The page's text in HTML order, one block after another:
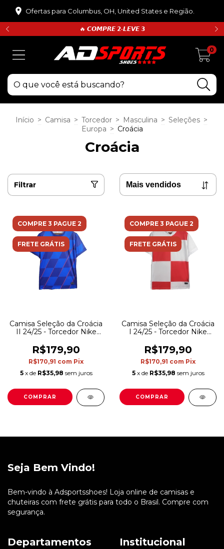
Ofertas para Columbus, OH, United States e Região.
🔥 𝘾𝙊𝙈𝙋𝙍𝙀 𝟮•𝙇𝙀𝙑𝙀 𝟯
0
Início > Camisa > Torcedor > Masculina > Seleções >
Europa > Croácia
Croácia
Filtrar
COMPRE 3 PAGUE 2
FRETE GRÁTIS
Camisa Seleção da Croácia
II 24/25 - Torcedor Nike
detalhes em vermelho
R$179,90
R$170,91 com Pix
5 x de R$35,98 sem juros
COMPRAR
COMPRE 3 PAGUE 2
FRETE GRÁTIS
Camisa Seleção da Croácia
I 24/25 - Torcedor Nike
vermelha
R$179,90
R$170,91 com Pix
5 x de R$35,98 sem juros
COMPRAR
Seja Bem Vindo!
Bem-vindo à Adsportsshoes! Loja online de camisas e
chuteiras com frete grátis para todo o Brasil. Compre com
segurança.
Departamentos Institucional